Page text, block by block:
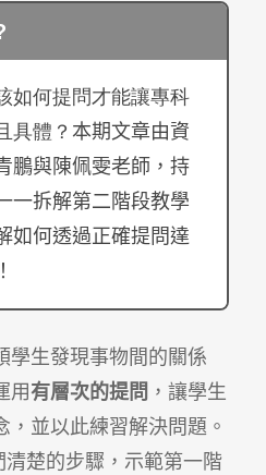
如何提問才能讓專科
具體？ 本期文章由資
鵬與陳佩雯老師，持
一拆解第二階段教學
如何透過正確提問達
學生發現事物間的關係
用有層次的提問 ，讓學生
，並以此練習解決問題。
楚的步驟，示範第一階